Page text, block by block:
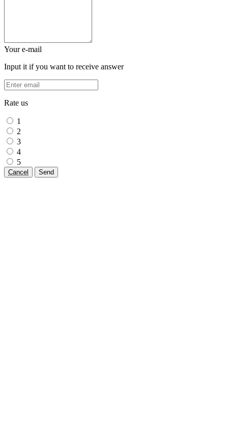
Your e-mail
Input it if you want to receive answer
Rate us
1
2
3
4
5
Cancel Send